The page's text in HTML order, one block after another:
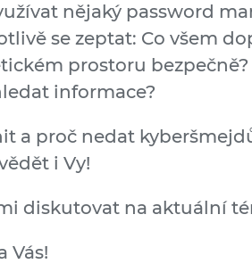
nějaký password
se zeptat: Co všem
prostoru
informace?
a proč nedat
i Vy!
diskutovat na aktuální
Vás!